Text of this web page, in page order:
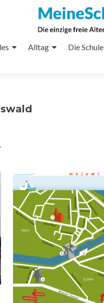
Alltag Die Schule